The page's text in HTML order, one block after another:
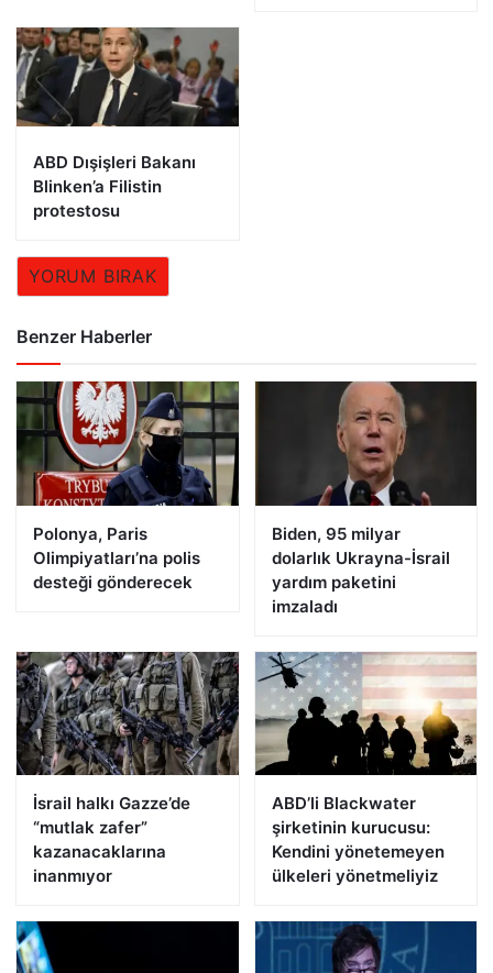
ABD Dışişleri Bakanı
Blinken’a Filistin
protestosu
YORUM BIRAK
Benzer Haberler
Polonya, Paris
Olimpiyatları’na polis
desteği gönderecek
Biden, 95 milyar
dolarlık Ukrayna-İsrail
yardım paketini
imzaladı
İsrail halkı Gazze’de
“mutlak zafer”
kazanacaklarına
inanmıyor
ABD’li Blackwater
şirketinin kurucusu:
Kendini yönetemeyen
ülkeleri yönetmeliyiz